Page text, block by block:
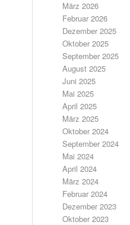
März 2026
Februar 2026
Dezember 2025
Oktober 2025
September 2025
August 2025
Juni 2025
Mai 2025
April 2025
März 2025
Oktober 2024
September 2024
Mai 2024
April 2024
März 2024
Februar 2024
Dezember 2023
Oktober 2023